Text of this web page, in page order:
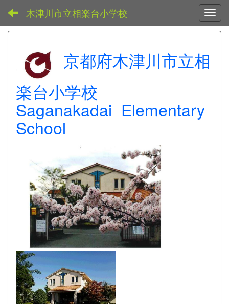
木津川市立相楽台小学校
京都府木津川市立相
楽台小学校
Saganakadai Elementary
School